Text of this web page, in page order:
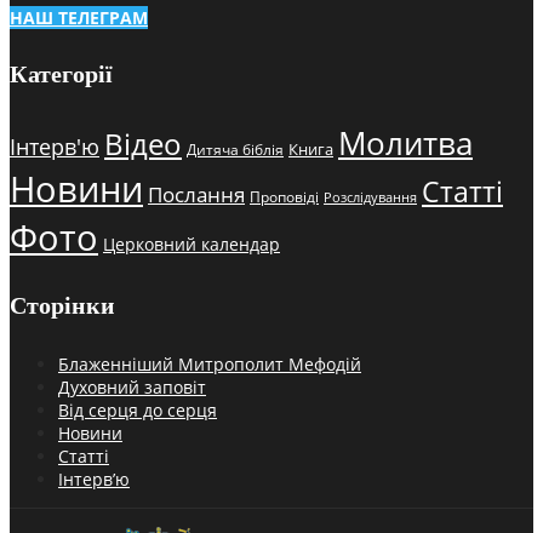
НАШ ТЕЛЕГРАМ
Категорії
Інтерв'ю Відео Дитяча біблія Книга Молитва
Новини Послання Проповіді Розслідування Статті
Фото Церковний календар
Сторінки
Блаженніший Митрополит Мефодій
Духовний заповіт
Від серця до серця
Новини
Статті
Інтерв’ю